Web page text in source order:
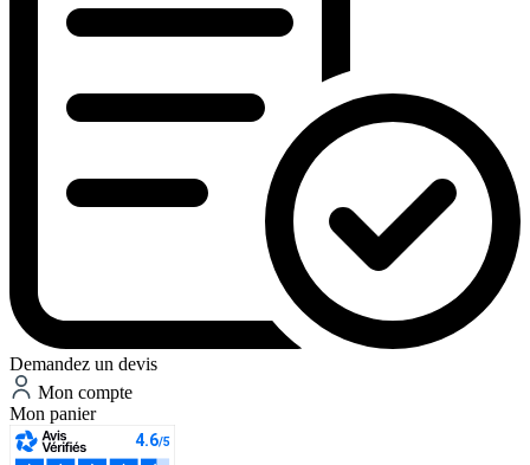
Demandez un devis
Mon compte
Mon panier